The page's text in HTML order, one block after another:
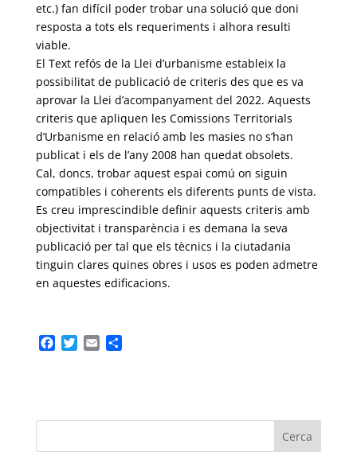
etc.) fan difícil poder trobar una solució que doni
resposta a tots els requeriments i alhora resulti
viable.
El Text refós de la Llei d’urbanisme estableix la
possibilitat de publicació de criteris des que es va
aprovar la Llei d’acompanyament del 2022. Aquests
criteris que apliquen les Comissions Territorials
d’Urbanisme en relació amb les masies no s’han
publicat i els de l’any 2008 han quedat obsolets.
Cal, doncs, trobar aquest espai comú on siguin
compatibles i coherents els diferents punts de vista.
Es creu imprescindible definir aquests criteris amb
objectivitat i transparència i es demana la seva
publicació per tal que els tècnics i la ciutadania
tinguin clares quines obres i usos es poden admetre
en aquestes edificacions.
o
k
e
r
e
Cerca